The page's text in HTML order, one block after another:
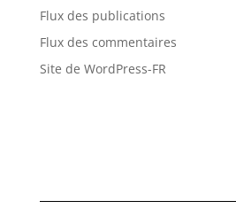
Flux des publications
Flux des commentaires
Site de WordPress-FR